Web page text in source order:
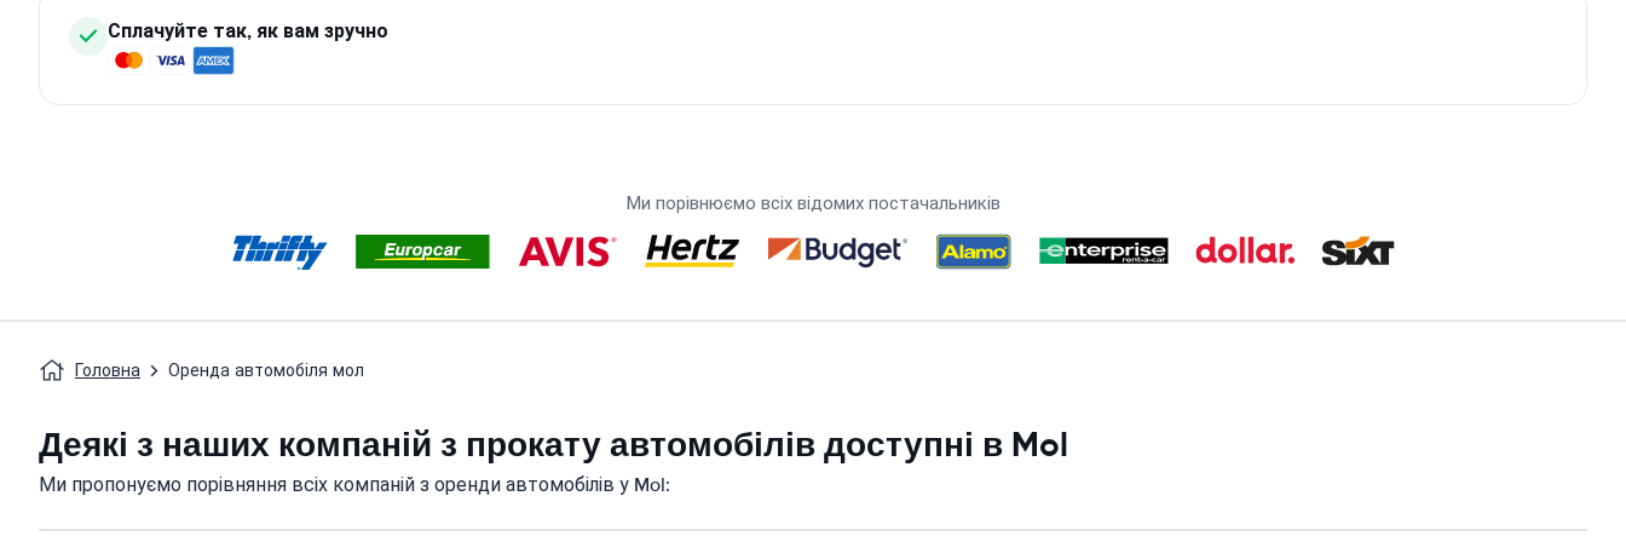
Сплачуйте так, як вам зручно
Ми порівнюємо всіх відомих постачальників
Головна Оренда автомобіля мол
Деякі з наших компаній з прокату автомобілів доступні в Mol
Ми пропонуємо порівняння всіх компаній з оренди автомобілів у Mol: